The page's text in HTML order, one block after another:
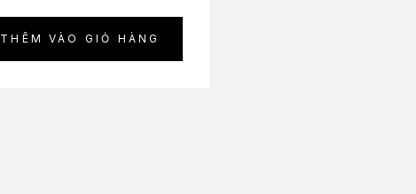
THÊM VÀO GIỎ HÀNG